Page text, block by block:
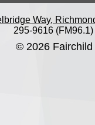
Way,
295-9616 (FM96.1)
© 2026 Fairchild